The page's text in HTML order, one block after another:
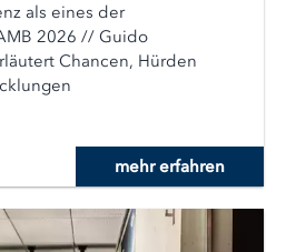
als eines der
2026 // Guido
Chancen, Hürden
mehr erfahren